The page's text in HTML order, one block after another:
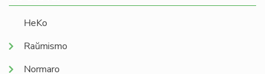
HeKo
Raŭmismo
Normaro